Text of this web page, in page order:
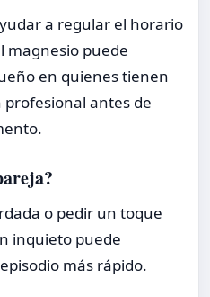
a regular el horario
magnesio puede
en quienes tienen
antes de
o pedir un toque
inquieto puede
más rápido.